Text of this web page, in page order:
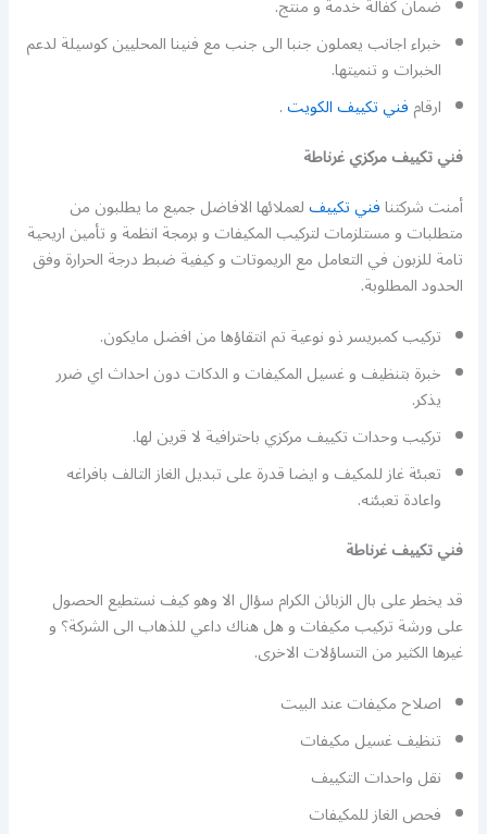
ضمان كفالة خدمة و منتج.
خبراء اجانب يعملون جنبا الى جنب مع فنينا المحليين كوسيلة لدعم
الخبرات و تنميتها.
ارقامفني تكييف الكويت.
فني تكييف مركزي غرناطة
أمنت شركتنافني تكييفلعملائها الافاضل جميع ما يطلبون من
متطلبات و مستلزمات لتركيب المكيفات و برمجة انظمة و تأمين اريحية
تامة للزبون في التعامل مع الريموتات و كيفية ضبط درجة الحرارة وفق
الحدود المطلوبة.
تركيب كمبريسر ذو نوعية تم انتقاؤها من افضل مايكون.
خبرة بتنظيف و غسيل المكيفات و الدكات دون احداث اي ضرر
يذكر.
تركيب وحدات تكييف مركزي باحترافية لا قرين لها.
تعبئة غاز للمكيف و ايضا قدرة على تبديل الغاز التالف بافراغه
واعادة تعبئته.
فني تكييف غرناطة
قد يخطر على بال الزبائن الكرام سؤال الا وهو كيف نستطيع الحصول
على ورشة تركيب مكيفات و هل هناك داعي للذهاب الى الشركة؟ و
غيرها الكثير من التساؤلات الاخرى.
اصلاح مكيفات عند البيت
تنظيف غسيل مكيفات
نقل واحدات التكييف
فحص الغاز للمكيفات